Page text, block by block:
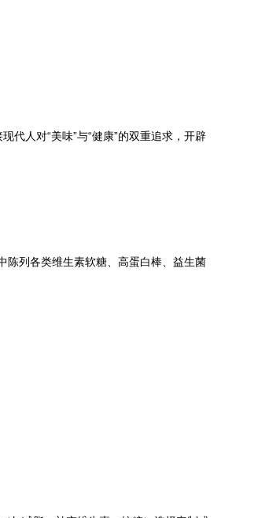
代人对“美味”与“健康”的双重追求，开辟
陈列各类维生素软糖、高蛋白棒、益生菌